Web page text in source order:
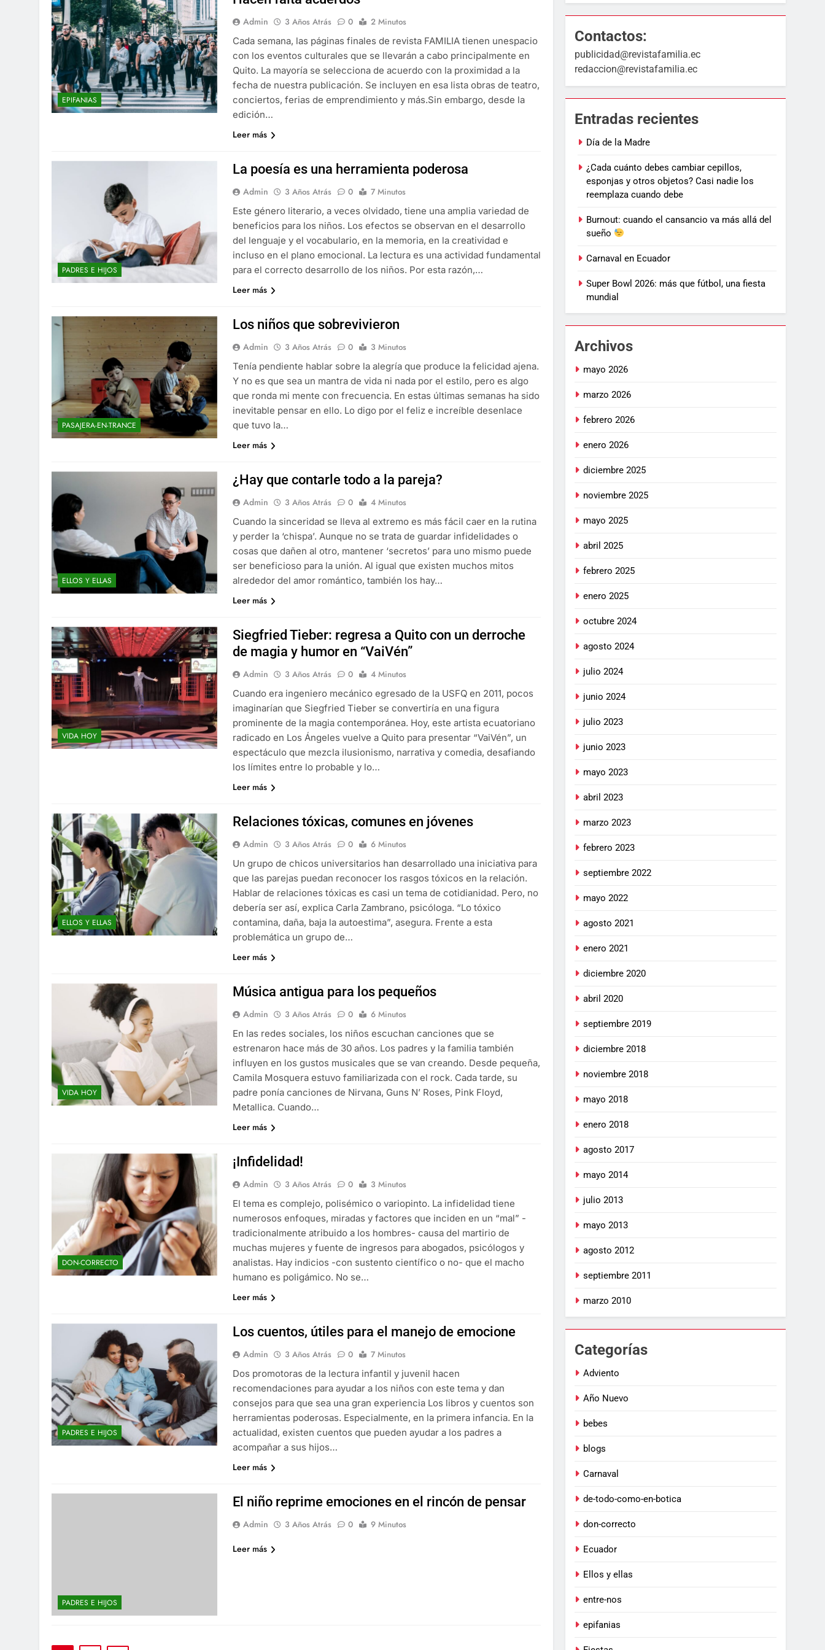
EPIFANIAS
Admin 3 Años Atrás 0
2 Minutos
Cada semana, las páginas finales de revista FAMILIA tienen unespacio
con los eventos culturales que se llevarán a cabo principalmente en
Quito. La mayoría se selecciona de acuerdo con la proximidad a la
fecha de nuestra publicación. Se incluyen en esa lista obras de teatro,
conciertos, ferias de emprendimiento y más.Sin embargo, desde la
edición…
Leer más
PADRES E HIJOS
La poesía es una herramienta poderosa
Admin 3 Años Atrás 0
7 Minutos
Este género literario, a veces olvidado, tiene una amplia variedad de
beneficios para los niños. Los efectos se observan en el desarrollo
del lenguaje y el vocabulario, en la memoria, en la creatividad e
incluso en el plano emocional. La lectura es una actividad fundamental
para el correcto desarrollo de los niños. Por esta razón,…
Leer más
PASAJERA-EN-TRANCE
Los niños que sobrevivieron
Admin 3 Años Atrás 0
3 Minutos
Tenía pendiente hablar sobre la alegría que produce la felicidad ajena.
Y no es que sea un mantra de vida ni nada por el estilo, pero es algo
que ronda mi mente con frecuencia. En estas últimas semanas ha sido
inevitable pensar en ello. Lo digo por el feliz e increíble desenlace
que tuvo la…
Leer más
ELLOS Y ELLAS
¿Hay que contarle todo a la pareja?
Admin 3 Años Atrás 0
4 Minutos
Cuando la sinceridad se lleva al extremo es más fácil caer en la rutina
y perder la ‘chispa’. Aunque no se trata de guardar infidelidades o
cosas que dañen al otro, mantener ‘secretos’ para uno mismo puede
ser beneficioso para la unión. Al igual que existen muchos mitos
alrededor del amor romántico, también los hay…
Leer más
VIDA HOY
Siegfried Tieber: regresa a Quito con un derroche
de magia y humor en “VaiVén”
Admin 3 Años Atrás 0
4 Minutos
Cuando era ingeniero mecánico egresado de la USFQ en 2011, pocos
imaginarían que Siegfried Tieber se convertiría en una figura
prominente de la magia contemporánea. Hoy, este artista ecuatoriano
radicado en Los Ángeles vuelve a Quito para presentar “VaiVén”, un
espectáculo que mezcla ilusionismo, narrativa y comedia, desafiando
los límites entre lo probable y lo…
Leer más
ELLOS Y ELLAS
Relaciones tóxicas, comunes en jóvenes
Admin 3 Años Atrás 0
6 Minutos
Un grupo de chicos universitarios han desarrollado una iniciativa para
que las parejas puedan reconocer los rasgos tóxicos en la relación.
Hablar de relaciones tóxicas es casi un tema de cotidianidad. Pero, no
debería ser así, explica Carla Zambrano, psicóloga. “Lo tóxico
contamina, daña, baja la autoestima”, asegura. Frente a esta
problemática un grupo de…
Leer más
VIDA HOY
Música antigua para los pequeños
Admin 3 Años Atrás 0
6 Minutos
En las redes sociales, los niños escuchan canciones que se
estrenaron hace más de 30 años. Los padres y la familia también
influyen en los gustos musicales que se van creando. Desde pequeña,
Camila Mosquera estuvo familiarizada con el rock. Cada tarde, su
padre ponía canciones de Nirvana, Guns N’ Roses, Pink Floyd,
Metallica. Cuando…
Leer más
DON-CORRECTO
¡Infidelidad!
Admin 3 Años Atrás 0
3 Minutos
El tema es complejo, polisémico o variopinto. La infidelidad tiene
numerosos enfoques, miradas y factores que inciden en un “mal” -
tradicionalmente atribuido a los hombres- causa del martirio de
muchas mujeres y fuente de ingresos para abogados, psicólogos y
analistas. Hay indicios -con sustento científico o no- que el macho
humano es poligámico. No se…
Leer más
PADRES E HIJOS
Los cuentos, útiles para el manejo de emocione
Admin 3 Años Atrás 0
7 Minutos
Dos promotoras de la lectura infantil y juvenil hacen
recomendaciones para ayudar a los niños con este tema y dan
consejos para que sea una gran experiencia Los libros y cuentos son
herramientas poderosas. Especialmente, en la primera infancia. En la
actualidad, existen cuentos que pueden ayudar a los padres a
acompañar a sus hijos…
Leer más
PADRES E HIJOS
El niño reprime emociones en el rincón de pensar
Admin 3 Años Atrás 0 9 Minutos
Leer más
Contactos:
publicidad@revistafamilia.ec
redaccion@revistafamilia.ec
Entradas recientes
Día de la Madre
¿Cada cuánto debes cambiar cepillos,
esponjas y otros objetos? Casi nadie los
reemplaza cuando debe
Burnout: cuando el cansancio va más allá del
sueño
Carnaval en Ecuador
Super Bowl 2026: más que fútbol, una fiesta
mundial
Archivos
mayo 2026
marzo 2026
febrero 2026
enero 2026
diciembre 2025
noviembre 2025
mayo 2025
abril 2025
febrero 2025
enero 2025
octubre 2024
agosto 2024
julio 2024
junio 2024
julio 2023
junio 2023
mayo 2023
abril 2023
marzo 2023
febrero 2023
septiembre 2022
mayo 2022
agosto 2021
enero 2021
diciembre 2020
abril 2020
septiembre 2019
diciembre 2018
noviembre 2018
mayo 2018
enero 2018
agosto 2017
mayo 2014
julio 2013
mayo 2013
agosto 2012
septiembre 2011
marzo 2010
Categorías
Adviento
Año Nuevo
bebes
blogs
Carnaval
de-todo-como-en-botica
don-correcto
Ecuador
Ellos y ellas
entre-nos
epifanias